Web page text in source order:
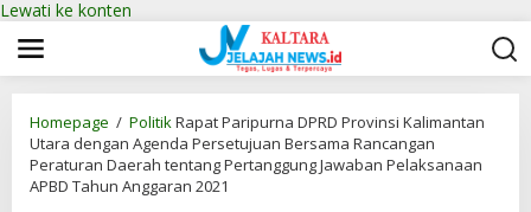
Lewati ke konten
Homepage / PolitikRapat Paripurna DPRD Provinsi Kalimantan
Utara dengan Agenda Persetujuan Bersama Rancangan
Peraturan Daerah tentang Pertanggung Jawaban Pelaksanaan
APBD Tahun Anggaran 2021